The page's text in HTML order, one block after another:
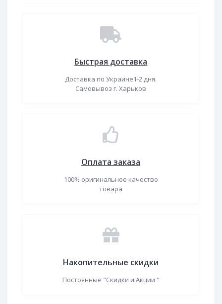
Быстрая доставка
Доставка по Украине1-2 дня.
Самовывоз г. Харьков
Оплата заказа
100% оригинальное качество
товара
Накопительные скидки
Постоянные "Скидки и Акции "